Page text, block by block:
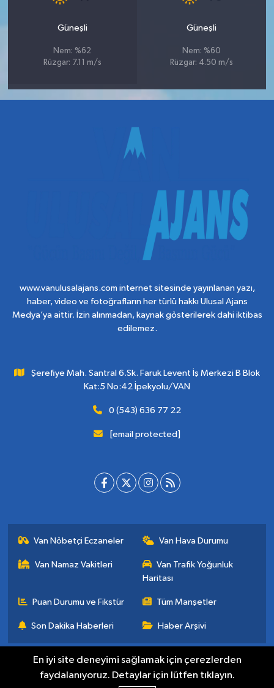
Güneşli
Nem: %62
Rüzgar: 7.11 m/s
Güneşli
Nem: %60
Rüzgar: 4.50 m/s
www.vanulusalajans.com internet sitesinde yayınlanan yazı,
haber, video ve fotoğrafların her türlü hakkı Ulusal Ajans
Medya’ya aittir. İzin alınmadan, kaynak gösterilerek dahi iktibas
edilemez.
Şerefiye Mah. Santral 6.Sk. Faruk Levent İş Merkezi B Blok
Kat:5 No:42 İpekyolu/VAN
0 (543) 636 77 22
[email protected]
Van Nöbetçi Eczaneler Van Hava Durumu
Van Namaz Vakitleri
Van Trafik Yoğunluk
Haritası
Puan Durumu ve Fikstür Tüm Manşetler
Son Dakika Haberleri Haber Arşivi
En iyi site deneyimi sağlamak için çerezlerden
faydalanıyoruz. Detaylar için lütfen tıklayın.